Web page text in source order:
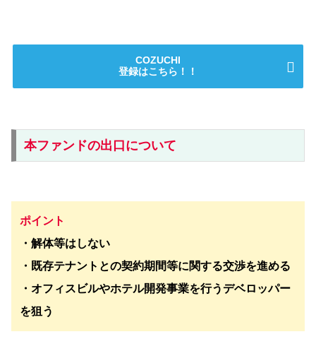
COZUCHI
登録はこちら！！
本ファンドの出口について
ポイント
・解体等はしない
・既存テナントとの契約期間等に関する交渉を進める
・オフィスビルやホテル開発事業を行うデベロッパー
を狙う